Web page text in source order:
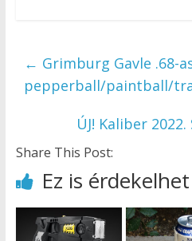
← Grimburg Gavle .68-
pepperball/paintball/
ÚJ! Kaliber
Share This Post:
Ez is érdekelhet